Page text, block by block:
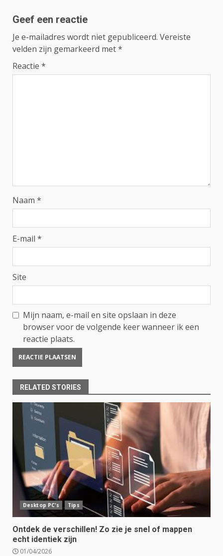
Geef een reactie
Je e-mailadres wordt niet gepubliceerd. Vereiste
velden zijn gemarkeerd met*
Reactie *
Naam *
E-mail *
Site
Mijn naam, e-mail en site opslaan in deze
browser voor de volgende keer wanneer ik een
reactie plaats.
RELATED STORIES
Desktop PC's Tips
Ontdek de verschillen! Zo zie je snel of mappen
echt identiek zijn
01/04/2026